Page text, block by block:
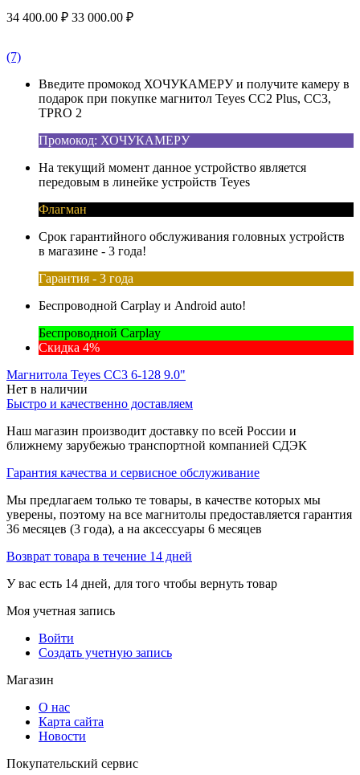
34 400.00 ₽ 33 000.00 ₽
(7)
Введите промокод ХОЧУКАМЕРУ и получите камеру в
подарок при покупке магнитол Teyes CC2 Plus, CC3,
TPRO 2
Промокод: ХОЧУКАМЕРУ
На текущий момент данное устройство является
передовым в линейке устройств Teyes
Флагман
Срок гарантийного обслуживания головных устройств
в магазине - 3 года!
Гарантия - 3 года
Беспроводной Carplay и Android auto!
Беспроводной Carplay
Скидка 4%
Магнитола Teyes CC3 6-128 9.0"
Нет в наличии
Быстро и качественно доставляем
Наш магазин производит доставку по всей России и
ближнему зарубежью транспортной компанией СДЭК
Гарантия качества и сервисное обслуживание
Мы предлагаем только те товары, в качестве которых мы
уверены, поэтому на все магнитолы предоставляется гарантия
36 месяцев (3 года), а на аксессуары 6 месяцев
Возврат товара в течение 14 дней
У вас есть 14 дней, для того чтобы вернуть товар
Моя учетная запись
Войти
Создать учетную запись
Магазин
О нас
Карта сайта
Новости
Покупательский сервис